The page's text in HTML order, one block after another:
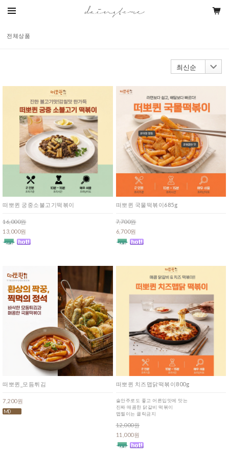
전체상품
떠뽀퀸 궁중소불고기떡볶이
16,000원
13,000원
떠뽀퀸 국물떡볶이685g
7,700원
6,700원
떠뽀퀸_모듬튀김
7,200원
떠뽀퀸 치즈맵닭떡볶이800g
술안주로도 좋고 어른입맛에 맛는
진짜 매콤한 닭갈비 떡볶이
맵찔이는 클릭금지
12,000원
11,000원